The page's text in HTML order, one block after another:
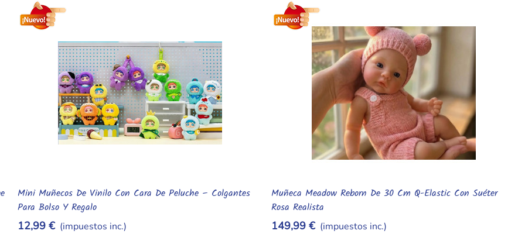
Añadir Al Carrito
Muñeca Meadow Reborn De 30 Cm Q-Elastic Con Suéter
Rosa Realista
149,99 € (impuestos inc.)
Añadir Al Carrito
Toallas De Baño Kpop Demon Hunters De Secado Rápido Con
Diseños Variados
14,99 € (impuestos inc.)